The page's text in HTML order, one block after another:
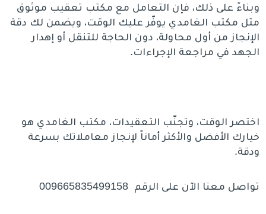
وبناءً على ذلك، فإن التعامل مع مكتب تعقيب موثوق
مثل مكتب الغامدي يوفّر عليك الوقت، ويضمن لك دقة
الإنجاز من أول محاولة، دون الحاجة للتنقل أو إهدار
الجهد في مراجعة الإجراءات.
اختصر الوقت، وتجنّب التعقيدات، مكتب الغامدي هو
خيارك الأفضل والأكثر أماناً لإنجاز معاملاتك بسرعة
ودقة.
تواصل معنا الآن على الرقم 009665835499158